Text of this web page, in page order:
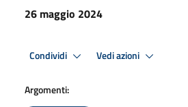
26 maggio 2024
Condividi Vedi azioni
Argomenti: